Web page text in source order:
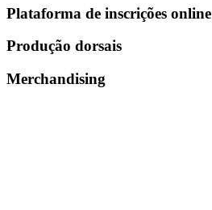
Plataforma de inscrições online
Produção dorsais
Merchandising